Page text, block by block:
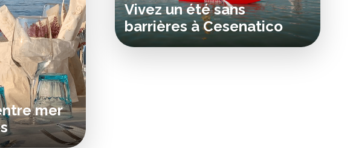
mer
Vivez un été sans
barrières à Cesenatico